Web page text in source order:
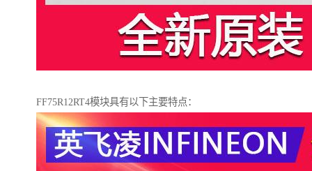
FF75R12RT4模块具有以下主要特点：